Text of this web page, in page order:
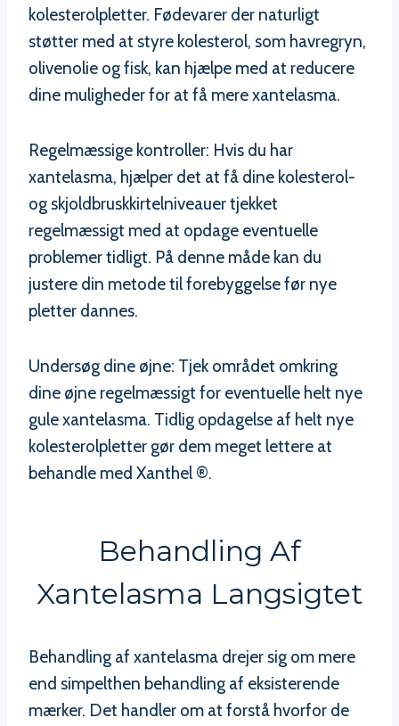
kolesterolpletter. Fødevarer der naturligt
støtter med at styre kolesterol, som havregryn,
olivenolie og fisk, kan hjælpe med at reducere
dine muligheder for at få mere xantelasma.
Regelmæssige kontroller: Hvis du har
xantelasma, hjælper det at få dine kolesterol-
og skjoldbruskkirtelniveauer tjekket
regelmæssigt med at opdage eventuelle
problemer tidligt. På denne måde kan du
justere din metode til forebyggelse før nye
pletter dannes.
Undersøg dine øjne: Tjek området omkring
dine øjne regelmæssigt for eventuelle helt nye
gule xantelasma. Tidlig opdagelse af helt nye
kolesterolpletter gør dem meget lettere at
behandle med Xanthel ®.
Behandling Af
Xantelasma Langsigtet
Behandling af xantelasma drejer sig om mere
end simpelthen behandling af eksisterende
mærker. Det handler om at forstå hvorfor de